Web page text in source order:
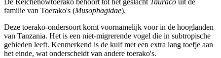
De Reichenowtoerako behoort tot het geslacht Tauraco uit de
familie van Toerako's (Musophagidae).
Deze toerako-ondersoort komt voornamelijk voor in de hooglanden
van Tanzania. Het is een niet-migrerende vogel die in subtropische
gebieden leeft. Kenmerkend is de kuif met een extra lang toefje aan
het einde, wat onderscheidt van andere toerako's.